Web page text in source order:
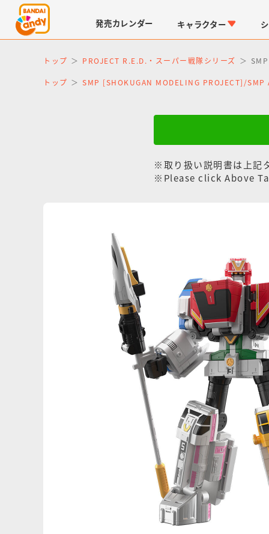
発売カレンダー キャラクター
仮面ライダーシリーズ
キャラパキ
トップ PROJECT R.E.D.・スーパー戦隊シリーズ
トップ SMP [SHOKUGAN MODELING PROJECT]/
※取り扱い説明書は上記
※Please click Above